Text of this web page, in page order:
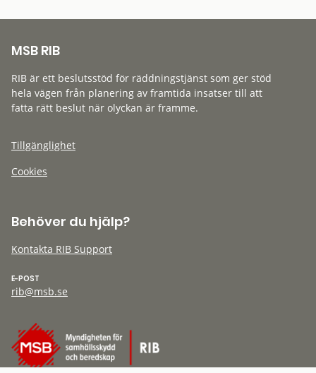
MSB RIB
RIB är ett beslutsstöd för räddningstjänst som ger stöd
hela vägen från planering av framtida insatser till att
fatta rätt beslut när olyckan är framme.
Tillgänglighet
Cookies
Behöver du hjälp?
Kontakta RIB Support
E-POST
rib@msb.se